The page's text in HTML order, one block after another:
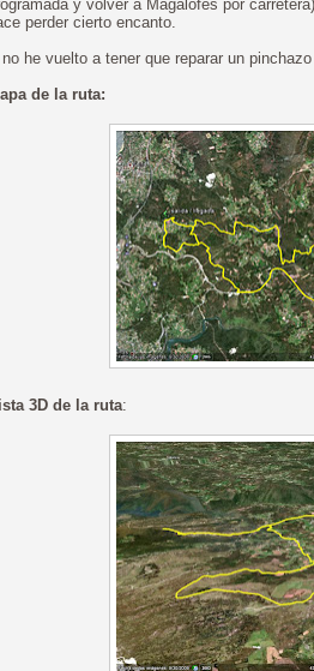
y volver a Magalofes por
perder cierto encanto.
he vuelto a tener que reparar un
de la ruta:
3D de la ruta: